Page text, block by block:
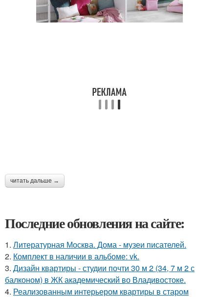
читать дальше →
Последние обновления на сайте:
1. Литературная Москва. Дома - музеи писателей.
2. Комплект в наличии в альбоме: vk.
3. Дизайн квартиры - студии почти 30 м 2 (34, 7 м 2 с
балконом) в ЖК академический во Владивостоке.
4. Реализованным интерьером квартиры в старом